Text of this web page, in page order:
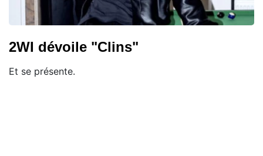
2WI dévoile "Clins"
Et se présente.